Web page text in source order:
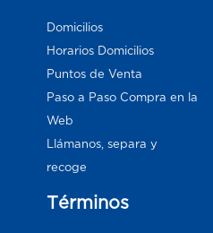
Domicilios
Horarios Domicilios
Puntos de Venta
Paso a Paso Compra en la
Web
Llámanos, separa y
recoge
Términos